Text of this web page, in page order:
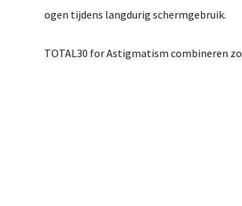
ogen tijdens langdurig schermgebruik.
TOTAL30 for Astigmatism combineren zo